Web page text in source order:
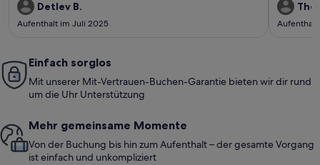
wieder!Detlev und Eike
Detlev B.
Aufenthalt im Juli 2025
The bakery as well. Thanks
Einfach sorglos
Mit unserer Mit-Vertrauen-Buchen-Garantie bieten wir dir rund
um die Uhr Unterstützung
Mehr gemeinsame Momente
Von der Buchung bis hin zum Aufenthalt – der gesamte Vorgang
ist einfach und unkompliziert